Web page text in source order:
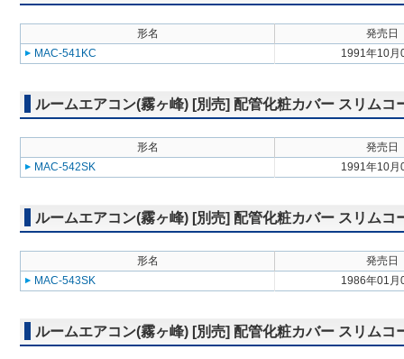
形名
発売日
MAC-541KC
1991年10月
ルームエアコン(霧ヶ峰) [別売] 配管化粧カバー スリムコ
形名
発売日
MAC-542SK
1991年10月
ルームエアコン(霧ヶ峰) [別売] 配管化粧カバー スリムコ
形名
発売日
MAC-543SK
1986年01月
ルームエアコン(霧ヶ峰) [別売] 配管化粧カバー スリムコ